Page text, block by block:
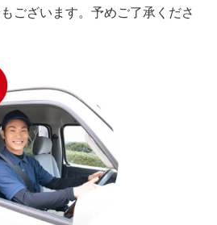
ございます。予めご了承くださ